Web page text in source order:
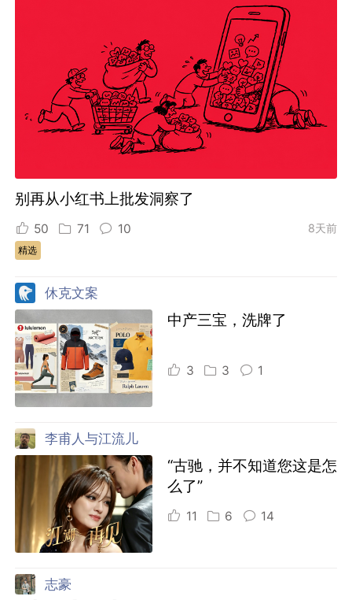
别再从小红书上批发洞察了
50 71 10 8天前
精选
休克文案
中产三宝，洗牌了
3 3 1
李甫人与江流儿
“古驰，并不知道您这是怎
么了”
11 6 14
志豪